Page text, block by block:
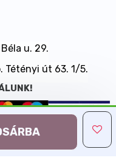
u. 29.
Tétényi út 63. 1/5.
Kft. 2013-2026
Árukereső.hu